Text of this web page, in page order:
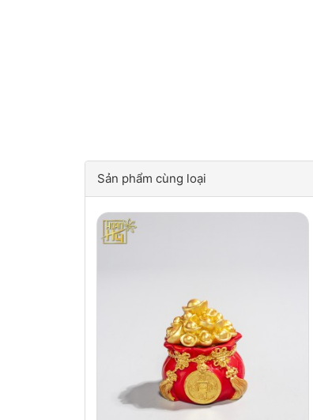
Sản phẩm cùng loại